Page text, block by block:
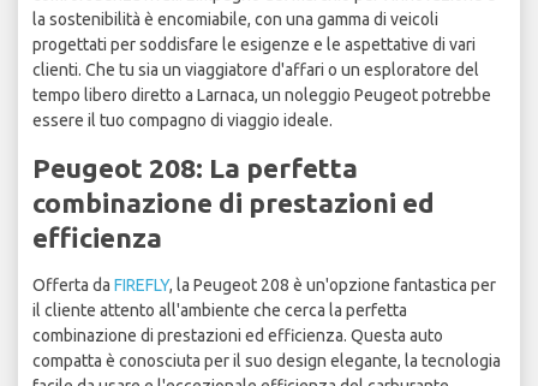
la sostenibilità è encomiabile, con una gamma di veicoli
progettati per soddisfare le esigenze e le aspettative di vari
clienti. Che tu sia un viaggiatore d'affari o un esploratore del
tempo libero diretto a Larnaca, un noleggio Peugeot potrebbe
essere il tuo compagno di viaggio ideale.
Peugeot 208: La perfetta
combinazione di prestazioni ed
efficienza
Offerta da FIREFLY, la Peugeot 208 è un'opzione fantastica per
il cliente attento all'ambiente che cerca la perfetta
combinazione di prestazioni ed efficienza. Questa auto
compatta è conosciuta per il suo design elegante, la tecnologia